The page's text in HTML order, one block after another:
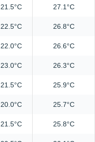
21.5°C 27.1°C
22.5°C 26.8°C
22.0°C 26.6°C
23.0°C 26.3°C
21.5°C 25.9°C
20.0°C 25.7°C
21.5°C 25.8°C